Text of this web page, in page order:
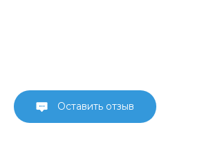
Оставить отзыв